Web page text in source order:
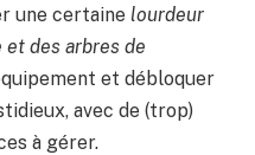
une certaine lourdeur
et des arbres de
et débloquer
avec de (trop)
à gérer.